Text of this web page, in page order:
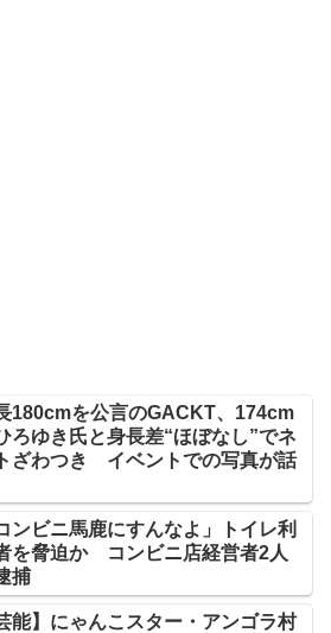
180cmを公言のGACKT、174cm
ろゆき氏と身長差“ほぼなし”でネ
ざわつき イベントでの写真が話
ンビニ馬鹿にすんなよ」トイレ利
を脅迫か コンビニ店経営者2人
捕
能】にゃんこスター・アンゴラ村